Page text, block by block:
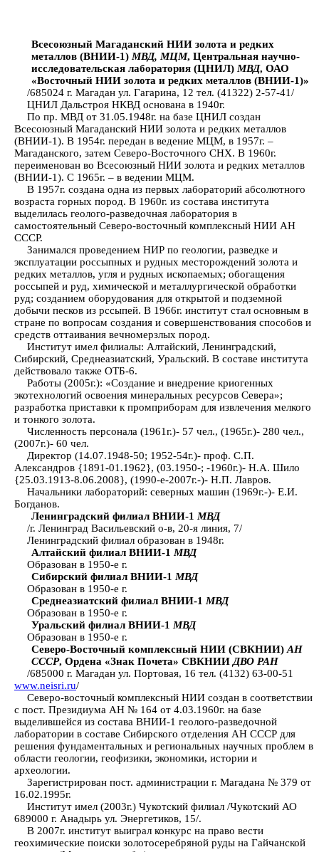
Всесоюзный Магаданский НИИ золота и редких
металлов (ВНИИ-1) МВД, МЦМ, Центральная научно-
исследовательская лаборатория (ЦНИЛ) МВД, ОАО
«Восточный НИИ золота и редких металлов (ВНИИ-1)»
/685024 г. Магадан ул. Гагарина, 12 тел. (41322) 2-57-41/
ЦНИЛ Дальстроя НКВД основана в 1940г.
По пр. МВД от 31.05.1948г. на базе ЦНИЛ создан
Всесоюзный Магаданский НИИ золота и редких металлов
(ВНИИ-1). В 1954г. передан в ведение МЦМ, в 1957г. –
Магаданского, затем Северо-Восточного СНХ. В 1960г.
переименован во Всесоюзный НИИ золота и редких металлов
(ВНИИ-1). С 1965г. – в ведении МЦМ.
В 1957г. создана одна из первых лабораторий абсолютного
возраста горных пород. В 1960г. из состава института
выделилась геолого-разведочная лаборатория в
самостоятельный Северо-восточный комплексный НИИ АН
СССР.
Занимался проведением НИР по геологии, разведке и
эксплуатации россыпных и рудных месторождений золота и
редких металлов, угля и рудных ископаемых; обогащения
россыпей и руд, химической и металлургической обработки
руд; созданием оборудования для открытой и подземной
добычи песков из рссыпей. В 1966г. институт стал основным в
стране по вопросам создания и совершенствования способов и
средств оттаивания вечномерзлых пород.
Институт имел филиалы: Алтайский, Ленинградский,
Сибирский, Среднеазиатский, Уральский. В составе института
действовало также ОТБ-6.
Работы (2005г.): «Создание и внедрение криогенных
экотехнологий освоения минеральных ресурсов Севера»;
разработка приставки к промприборам для извлечения мелкого
и тонкого золота.
Численность персонала (1961г.)- 57 чел., (1965г.)- 280 чел.,
(2007г.)- 60 чел.
Директор (14.07.1948-50; 1952-54г.)- проф. С.П.
Александров {1891-01.1962}, (03.1950-; -1960г.)- Н.А. Шило
{25.03.1913-8.06.2008}, (1990-е-2007г.-)- Н.П. Лавров.
Начальники лабораторий: северных машин (1969г.-)- Е.И.
Богданов.
Ленинградский филиал ВНИИ-1 МВД
/г. Ленинград Васильевский о-в, 20-я линия, 7/
Ленинградский филиал образован в 1948г.
Алтайский филиал ВНИИ-1 МВД
Образован в 1950-е г.
Сибирский филиал ВНИИ-1 МВД
Образован в 1950-е г.
Среднеазиатский филиал ВНИИ-1 МВД
Образован в 1950-е г.
Уральский филиал ВНИИ-1 МВД
Образован в 1950-е г.
Северо-Восточный комплексный НИИ (СВКНИИ)АН
СССР, Ордена «Знак Почета» СВКНИИ ДВО РАН
/685000 г. Магадан ул. Портовая, 16 тел. (4132) 63-00-51
www.neisri.ru/
Северо-восточный комплексный НИИ создан в соответствии
с пост. Президиума АН № 164 от 4.03.1960г. на базе
выделившейся из состава ВНИИ-1 геолого-разведочной
лаборатории в составе Сибирского отделения АН СССР для
решения фундаментальных и региональных научных проблем в
области геологии, геофизики, экономики, истории и
археологии.
Зарегистрирован пост. администрации г. Магадана № 379 от
16.02.1995г.
Институт имел (2003г.) Чукотский филиал /Чукотский АО
689000 г. Анадырь ул. Энергетиков, 15/.
В 2007г. институт выиграл конкурс на право вести
геохимические поиски золотосеребряной руды на Гайчанской